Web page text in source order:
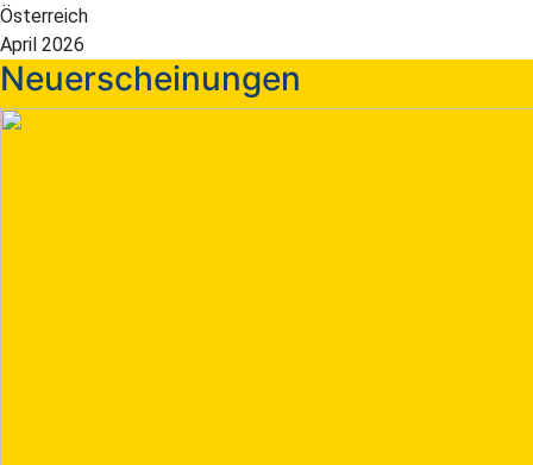
Österreich
April 2026
Neuerscheinungen